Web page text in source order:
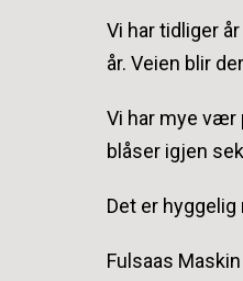
Vi har tidliger
år. Veien blir
Vi har mye vær
blåser igjen
Det er
Fulsaas